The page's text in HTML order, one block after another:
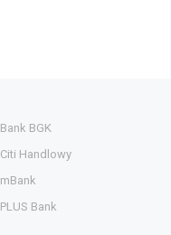
Bank BGK
Citi Handlowy
mBank
PLUS Bank